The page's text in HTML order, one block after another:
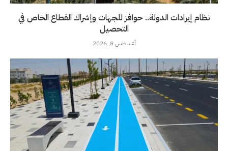
نظام إيرادات الدولة.. حوافز للجهات وإشراك القطاع الخاص في
التحصيل
أغسطس 8, 2026